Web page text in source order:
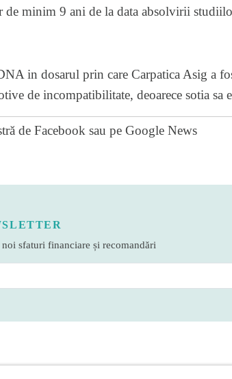
minim 9 ani de la data absolvirii
in dosarul prin care Carpatica Asig a
de incompatibilitate, deoarece sotia sa
de Facebook sau pe Google News
sfaturi financiare și recomandări